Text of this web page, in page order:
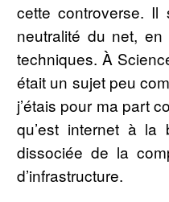
cette controverse. Il
neutralité du net,
techniques. À
était un sujet peu
j’étais pour ma part
qu’est internet à la
dissociée de la
d’infrastructure.